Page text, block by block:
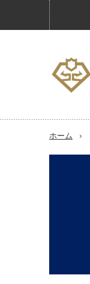
ホーム